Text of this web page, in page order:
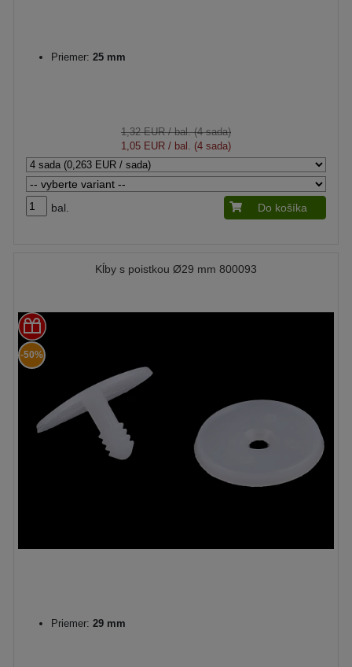
Priemer: 25 mm
1,32 EUR/ bal. (4 sada)
1,05 EUR / bal. (4 sada)
bal. Do košíka
Kĺby s poistkou Ø29 mm 800093
-50%
Priemer: 29 mm